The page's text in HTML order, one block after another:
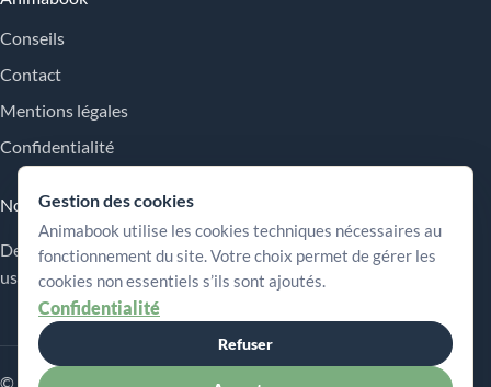
Conseils
Contact
Mentions légales
Confidentialité
Nos engagements
Des repères simples pour comparer les offres, comprendre les
usages et choisir plus sereinement.
© 2026 Animabook
Gestion des cookies
Animabook utilise les cookies techniques nécessaires au
fonctionnement du site. Votre choix permet de gérer les
cookies non essentiels s’ils sont ajoutés.
Confidentialité
Refuser